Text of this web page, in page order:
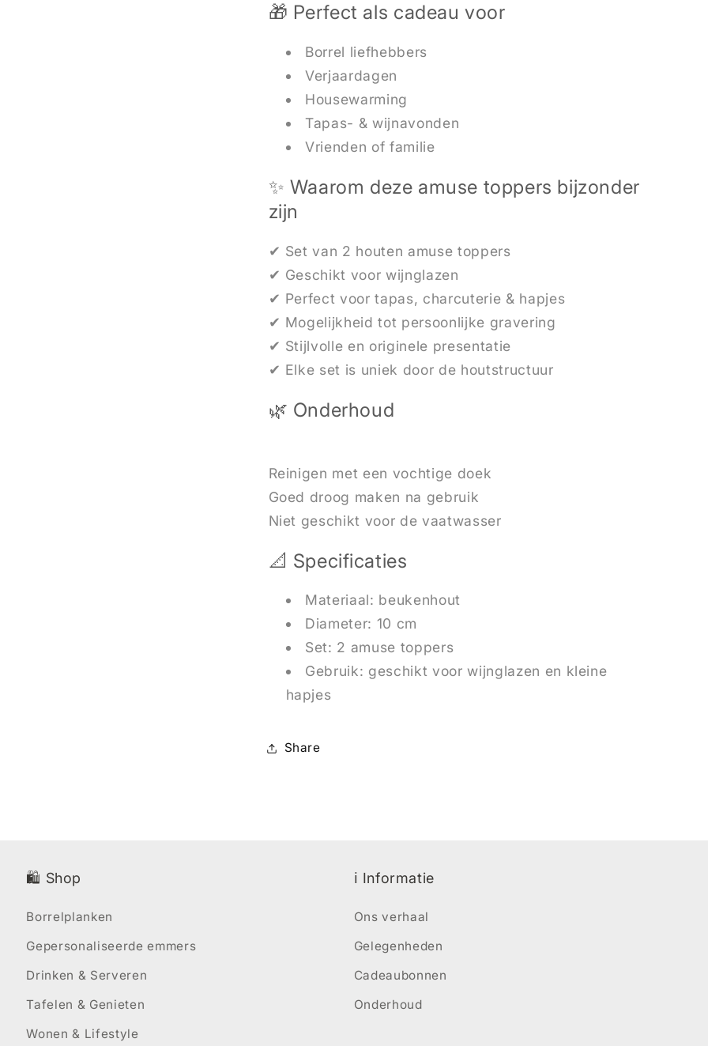
🎁 Perfect als cadeau voor
Borrel liefhebbers
Verjaardagen
Housewarming
Tapas- & wijnavonden
Vrienden of familie
✨ Waarom deze amuse toppers bijzonder
zijn
✔ Set van 2 houten amuse toppers
✔ Geschikt voor wijnglazen
✔ Perfect voor tapas, charcuterie & hapjes
✔ Mogelijkheid tot persoonlijke gravering
✔ Stijlvolle en originele presentatie
✔ Elke set is uniek door de houtstructuur
🌿 Onderhoud
Reinigen met een vochtige doek
Goed droog maken na gebruik
Niet geschikt voor de vaatwasser
📐 Specificaties
Materiaal: beukenhout
Diameter: 10 cm
Set: 2 amuse toppers
Gebruik: geschikt voor wijnglazen en kleine
hapjes
Share
🛍️ Shop
Borrelplanken
Gepersonaliseerde emmers
Drinken & Serveren
Tafelen & Genieten
Wonen & Lifestyle
ℹ️ Informatie
Ons verhaal
Gelegenheden
Cadeaubonnen
Onderhoud